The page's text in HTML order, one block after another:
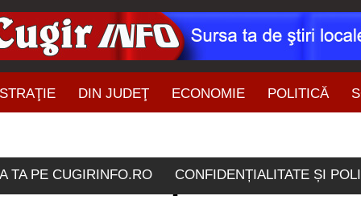
DIN JUDEŢ ECONOMIE POLITICĂ
TA PE CUGIRINFO.RO CONFIDENȚIALITATE ȘI